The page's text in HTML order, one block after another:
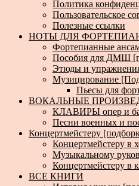
Политика
Пользовательское
Полезные ссылки
НОТЫ ДЛЯ
Фортепианные
Пособия для ДМШ
Этюды и
Музицирование
Пьесы для
ВОКАЛЬНЫЕ
КЛАВИРЫ опер и
Песни военных и
Концертмейстеру
Концертмейстеру в
Музыкальному
Концертмейстеру в
ВСЕ КНИГИ